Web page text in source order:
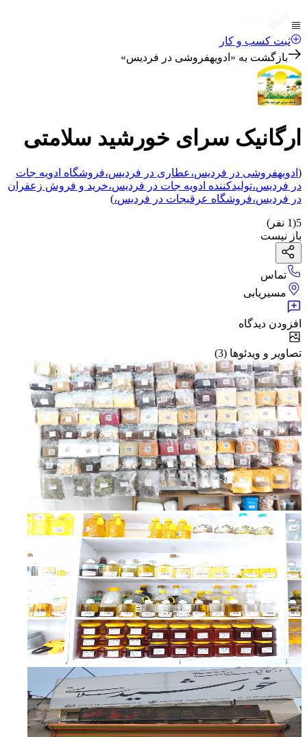
ثبت کسب و کار
بازگشت به « ادویهفروشی در فردیس»
ارگانیک سرای خورشید سلامتی
( ادویهفروشی در فردیس،عطاری در فردیس،فروشگاه ادویه جات
در فردیس،تولیدکننده ادویه جات در فردیس،خرید و فروش زعفران
در فردیس،فروشگاه عرقیجات در فردیس،)
5
(
1 نفر)
باز نیست
تماس
مسیریابی
افزودن دیدگاه
تصاویر و ویدئوها (3)